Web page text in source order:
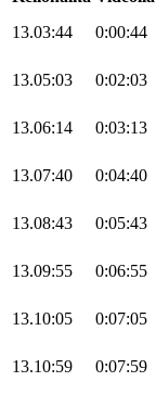
13.03:44
0:00:44
13.05:03 0:02:03
13.06:14 0:03:13
13.07:40 0:04:40
13.08:43 0:05:43
13.09:55 0:06:55
13.10:05 0:07:05
13.10:59 0:07:59